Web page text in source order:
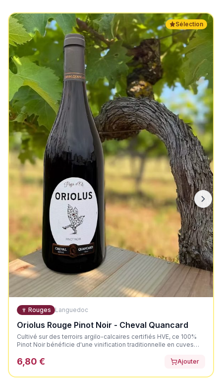
Sélection
🍷 Rouges Languedoc
Oriolus Rouge Pinot Noir - Cheval Quancard
Cultivé sur des terroirs argilo-calcaires certifiés HVE, ce 100%
Pinot Noir bénéficie d'une vinification traditionnelle en cuves
une robe profonde et préserver la délicatesse du cépage. Il
dévoile une élégante couleur rouge rubis aux reflets violets.
Son nez est expressif et très net, axé sur les fruits rouges et
6,80 € Ajouter